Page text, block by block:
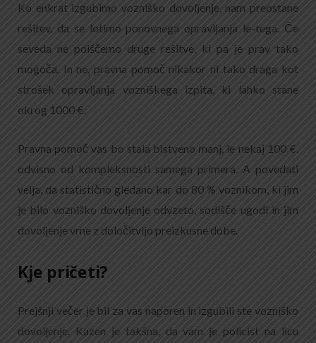
Ko enkrat izgubimo vozniško dovoljenje, nam preostane
rešitev, da se lotimo ponovnega opravljanja le-tega. Če
seveda ne poiščemo druge rešitve, ki pa je prav tako
mogoča. In ne, pravna pomoč nikakor ni tako draga kot
strošek opravljanja vozniškega izpita, ki lahko stane
okrog 1000 €.
Pravna pomoč vas bo stala bistveno manj, le nekaj 100 €,
odvisno od kompleksnosti samega primera. A povedati
velja, da statistično gledano kar do 80 % voznikom, ki jim
je bilo vozniško dovoljenje odvzeto, sodišče ugodi in jim
dovoljenje vrne z določitvijo preizkusne dobe.
Kje pričeti?
Prejšnji večer je bil za vas naporen in izgubili ste vozniško
dovoljenje. Kazen je takšna, da vam je policist na licu